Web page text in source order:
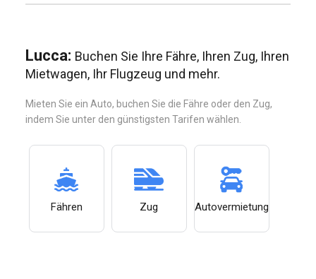
Lucca: Buchen Sie Ihre Fähre, Ihren Zug, Ihren
Mietwagen, Ihr Flugzeug und mehr.
Mieten Sie ein Auto, buchen Sie die Fähre oder den Zug,
indem Sie unter den günstigsten Tarifen wählen.
Fähren Zug Autovermietung